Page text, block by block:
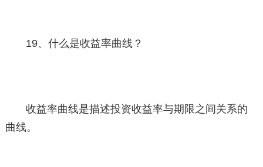
19、什么是收益率曲线？
收益率曲线是描述投资收益率与期限之间关系的
曲线。